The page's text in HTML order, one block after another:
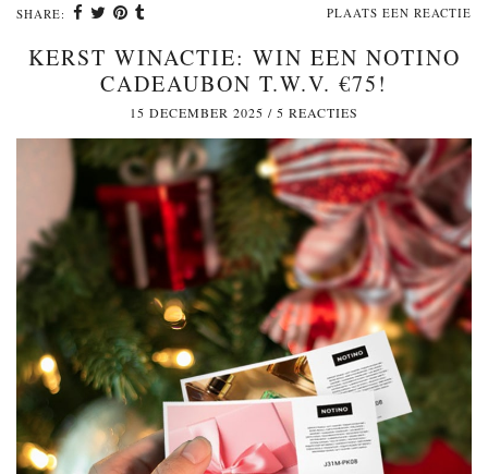
SHARE: PLAATS EEN REACTIE
KERST WINACTIE: WIN EEN NOTINO
CADEAUBON T.W.V. €75!
15 DECEMBER 2025 / 5 REACTIES